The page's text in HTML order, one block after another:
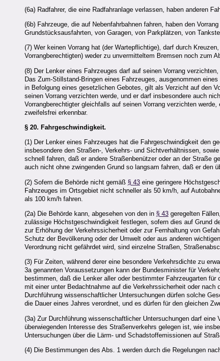
(6a) Radfahrer, die eine Radfahranlage verlassen, haben anderen
(6b) Fahrzeuge, die auf Nebenfahrbahnen fahren, haben den
Grundstücksausfahrten, von Garagen, von Parkplätzen, von
(7) Wer keinen Vorrang hat (der Wartepflichtige), darf durch
Vorrangberechtigten) weder zu unvermitteltem Bremsen noch zum
(8) Der Lenker eines Fahrzeuges darf auf seinen Vorrang
Das Zum-Stillstand-Bringen eines Fahrzeuges, ausgenommen
in Befolgung eines gesetzlichen Gebotes, gilt als Verzicht auf den
seinen Vorrang verzichten werde, und er darf insbesondere auch
Vorrangberechtigter gleichfalls auf seinen Vorrang verzichten
zweifelsfrei erkennbar.
§ 20. Fahrgeschwindigkeit.
(1) Der Lenker eines Fahrzeuges hat die Fahrgeschwindigkeit den
insbesondere den Straßen-, Verkehrs- und Sichtverhältnissen,
schnell fahren, daß er andere Straßenbenützer oder an der Straße
auch nicht ohne zwingenden Grund so langsam fahren, daß er den
(2) Sofern die Behörde nicht gemäß § 43 eine geringere
Fahrzeuges im Ortsgebiet nicht schneller als 50 km/h, auf
als 100 km/h fahren.
(2a) Die Behörde kann, abgesehen von den in § 43 geregelten
zulässige Höchstgeschwindigkeit festlegen, sofern dies auf Grund
zur Erhöhung der Verkehrssicherheit oder zur Fernhaltung von
Schutz der Bevölkerung oder der Umwelt oder aus anderen
Verordnung nicht gefährdet wird, sind einzelne Straßen,
(3) Für Zeiten, während derer eine besondere Verkehrsdichte zu
3a genannten Voraussetzungen kann der Bundesminister für
bestimmen, daß die Lenker aller oder bestimmter Fahrzeugarten
mit einer unter Bedachtnahme auf die Verkehrssicherheit oder
Durchführung wissenschaftlicher Untersuchungen dürfen solche
die Dauer eines Jahres verordnet, und es dürfen für den gleichen
(3a) Zur Durchführung wissenschaftlicher Untersuchungen darf
überwiegenden Interesse des Straßenverkehrs gelegen ist, wie
Untersuchungen über die Lärm- und Schadstoffemissionen auf
(4) Die Bestimmungen des Abs. 1 werden durch die Regelungen